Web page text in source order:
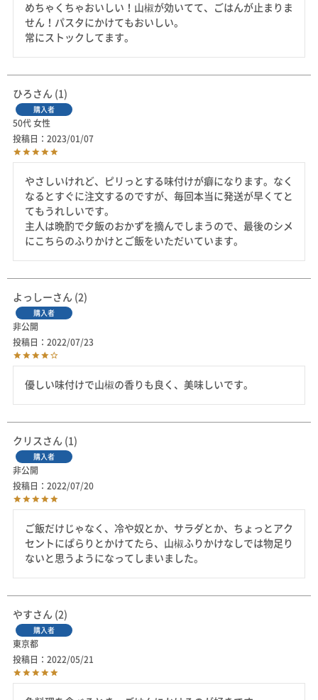
めちゃくちゃおいしい！山椒が効いてて、ごはんが止まりま
せん！パスタにかけてもおいしい。
常にストックしてます。
ひろ 1
購入者
50代 女性
投稿日
2023/01/07
やさしいけれど、ピリっとする味付けが癖になります。なく
なるとすぐに注文するのですが、毎回本当に発送が早くてと
てもうれしいです。
主人は晩酌で夕飯のおかずを摘んでしまうので、最後のシメ
にこちらのふりかけとご飯をいただいています。
よっしー 2
購入者
非公開
投稿日
2022/07/23
優しい味付けで山椒の香りも良く、美味しいです。
クリス 1
購入者
非公開
投稿日
2022/07/20
ご飯だけじゃなく、冷や奴とか、サラダとか、ちょっとアク
セントにぱらりとかけてたら、山椒ふりかけなしでは物足り
ないと思うようになってしまいました。
やす 2
購入者
東京都
投稿日
2022/05/21